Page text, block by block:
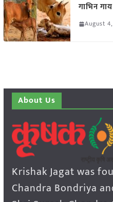
गाभिन
August
About Us
Krishak Jagat was
Chandra Bondriya